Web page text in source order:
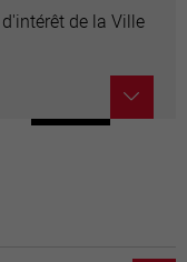
de la Ville